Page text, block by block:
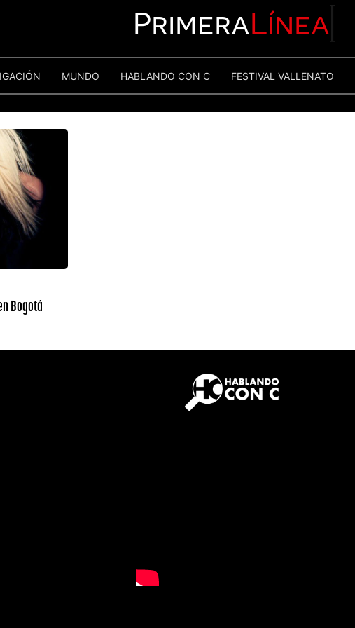
PrimeraLínea
MUNDO HABLANDO CON C FESTIVAL VALLENATO
Bogotá